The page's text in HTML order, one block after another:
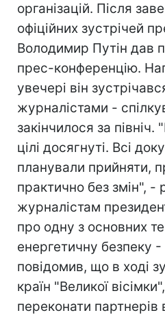
організацій. Після
офіційних зустрічей
Володимир Путін дав
прес-конференцію.
увечері він
журналістами -
закінчилося за північ.
цілі досягнуті. Всі
планували прийняти,
практично без змін", -
журналістам
про одну з основних
енергетичну безпеку -
повідомив, що в ході
країн "Великої
переконати